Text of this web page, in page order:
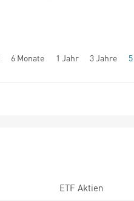
6 Monate 1 Jahr 3 Jahre
ETF Aktien